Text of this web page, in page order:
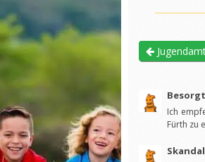
Ich
Fürth zu
Skandal